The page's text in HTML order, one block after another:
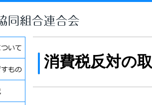
消費税反対の